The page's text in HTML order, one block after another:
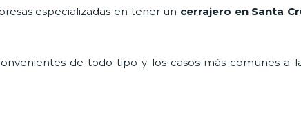
especializadas en tener un cerrajero en Santa
de todo tipo y los casos más comunes a